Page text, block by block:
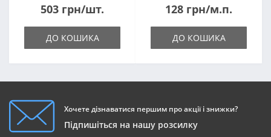
503 грн/шт.
ДО КОШИКА
128 грн/м.п.
ДО КОШИКА
Хочете дізнаватися першим про акції і знижки?
Підпишіться на нашу розсилку